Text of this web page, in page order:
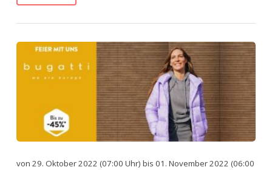
von 29. Oktober 2022 (07:00 Uhr) bis 01. November 2022 (06:00